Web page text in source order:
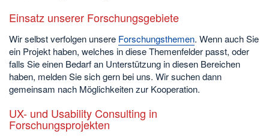
Einsatz unserer Forschungsgebiete
Wir selbst verfolgen unsere Forschungsthemen. Wenn auch Sie
ein Projekt haben, welches in diese Themenfelder passt, oder
falls Sie einen Bedarf an Unterstützung in diesen Bereichen
haben, melden Sie sich gern bei uns. Wir suchen dann
gemeinsam nach Möglichkeiten zur Kooperation.
UX- und Usability Consulting in
Forschungsprojekten